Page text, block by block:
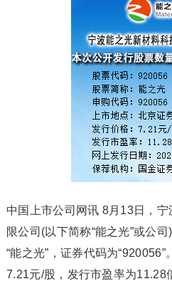
中国上市公司网讯 8月13日，
限公司(以下简称“能之光”或公
“能之光”，证券代码为
7.21元/股，发行市盈率为11.28